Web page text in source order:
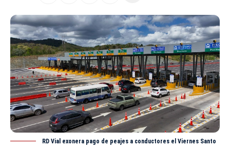
RD Vial exonera pago de peajes a conductores el Viernes Santo